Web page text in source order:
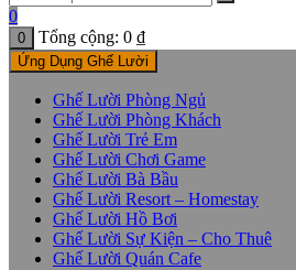
0
0 Tổng cộng: 0 ₫
Ứng Dụng Ghế Lười
Ghế Lười Phòng Ngủ
Ghế Lười Phòng Khách
Ghế Lười Trẻ Em
Ghế Lười Chơi Game
Ghế Lười Bà Bầu
Ghế Lười Resort – Homestay
Ghế Lười Hồ Bơi
Ghế Lười Sự Kiện – Cho Thuê
Ghế Lười Quán Cafe